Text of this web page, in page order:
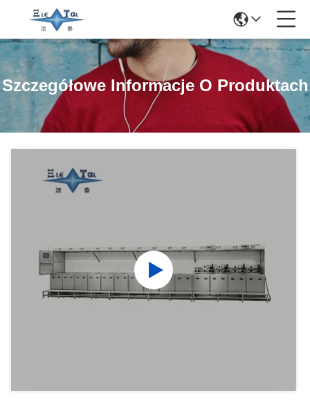
Szczegółowe Informacje O Produktach